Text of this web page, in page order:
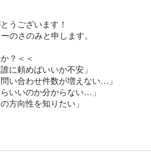
うございます！
のさのみと申します。
？＜＜
に頼めばいいか不安」
い合わせ件数が増えない…」
いいのか分からない…」
方向性を知りたい」